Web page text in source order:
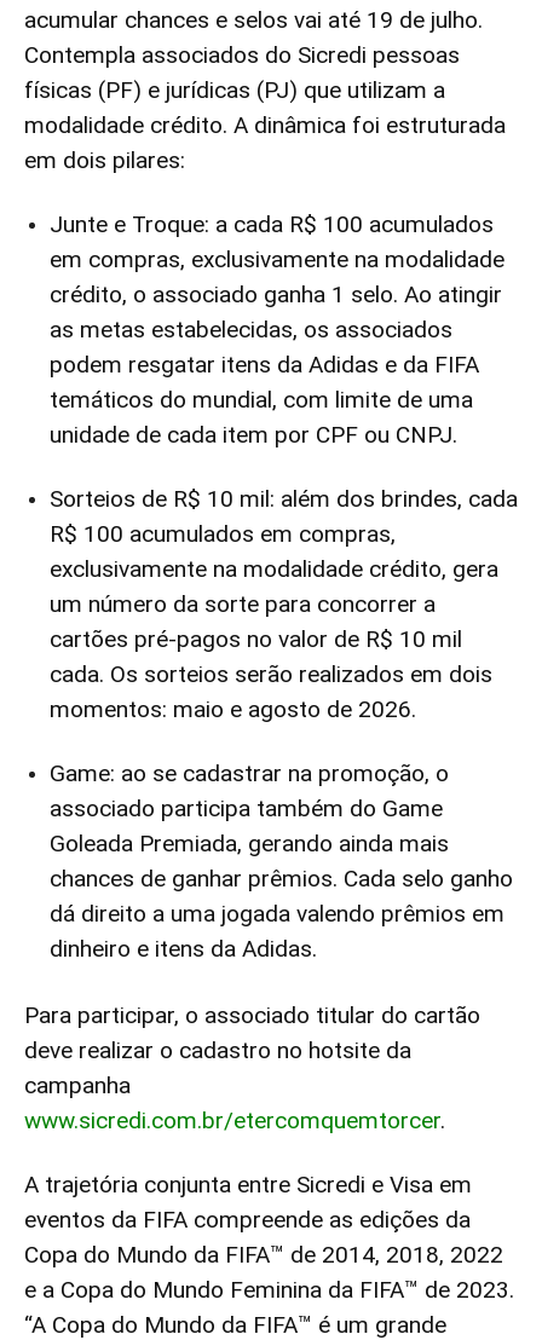
acumular chances e selos vai até 19 de julho.
Contempla associados do Sicredi pessoas
físicas (PF) e jurídicas (PJ) que utilizam a
modalidade crédito. A dinâmica foi estruturada
em dois pilares:
Junte e Troque: a cada R$ 100 acumulados
em compras, exclusivamente na modalidade
crédito, o associado ganha 1 selo. Ao atingir
as metas estabelecidas, os associados
podem resgatar itens da Adidas e da FIFA
temáticos do mundial, com limite de uma
unidade de cada item por CPF ou CNPJ.
Sorteios de R$ 10 mil: além dos brindes, cada
R$ 100 acumulados em compras,
exclusivamente na modalidade crédito, gera
um número da sorte para concorrer a
cartões pré-pagos no valor de R$ 10 mil
cada. Os sorteios serão realizados em dois
momentos: maio e agosto de 2026.
Game: ao se cadastrar na promoção, o
associado participa também do Game
Goleada Premiada, gerando ainda mais
chances de ganhar prêmios. Cada selo ganho
dá direito a uma jogada valendo prêmios em
dinheiro e itens da Adidas.
Para participar, o associado titular do cartão
deve realizar o cadastro no hotsite da
campanha
www.sicredi.com.br/etercomquemtorcer.
A trajetória conjunta entre Sicredi e Visa em
eventos da FIFA compreende as edições da
Copa do Mundo da FIFA™ de 2014, 2018, 2022
e a Copa do Mundo Feminina da FIFA™ de 2023.
“A Copa do Mundo da FIFA™ é um grande